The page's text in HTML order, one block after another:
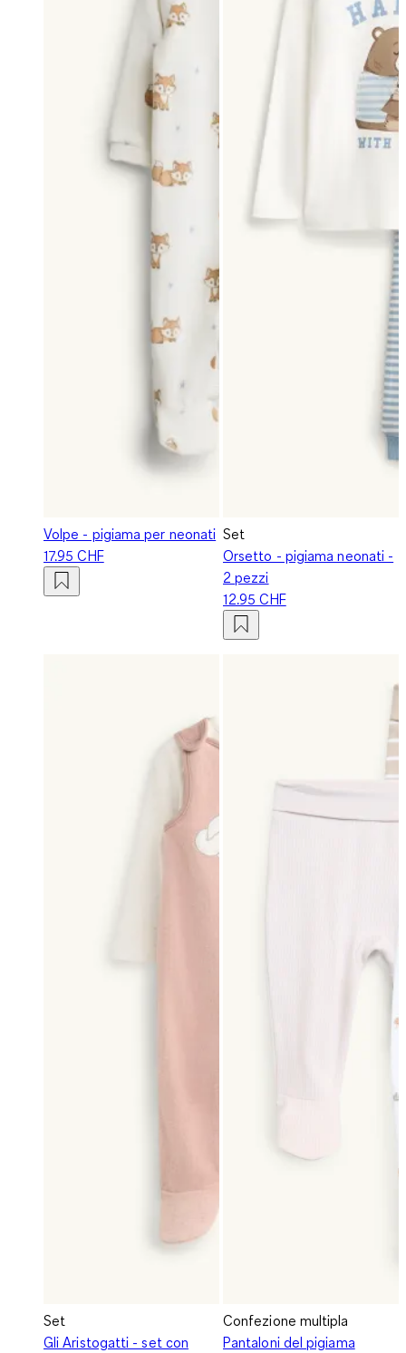
Volpe - pigiama per neonati
17.95 CHF
Set
Orsetto - pigiama neonati -
2 pezzi
12.95 CHF
Set
Gli Aristogatti - set con
Confezione multipla
Pantaloni del pigiama